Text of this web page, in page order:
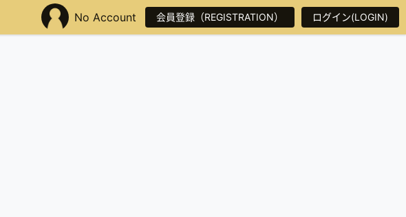
No Account 会員登録（REGISTRATION） ログイン(LOGIN)